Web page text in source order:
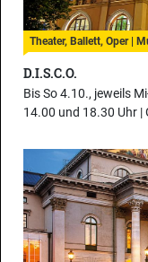
Theater, Ballett, Oper |
D.I.S.C.O.
Bis So 4.10., jeweils
14.00 und 18.30 Uhr |